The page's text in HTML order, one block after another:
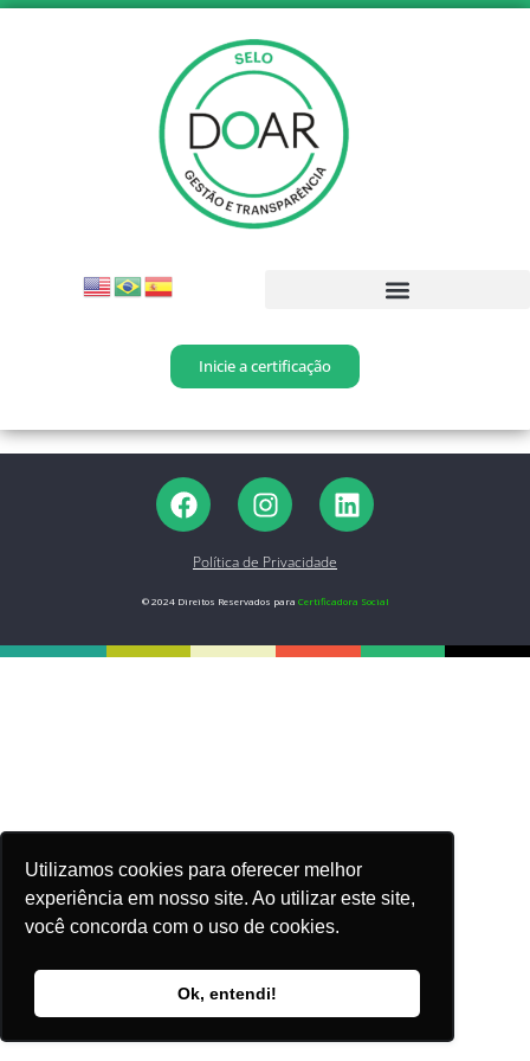
Utilizamos cookies para oferecer melhor
experiência em nosso site. Ao utilizar este site,
você concorda com o uso de cookies.
Ok, entendi!
Inicie a certificação
Política de Privacidade
© 2024 Direitos Reservados para Certificadora Social